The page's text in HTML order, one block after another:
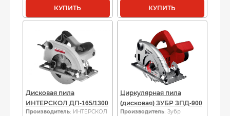
КУПИТЬ КУПИТЬ
Дисковая пила
ИНТЕРСКОЛ ДП-165/1300
Производитель: ИНТЕРСКОЛ
Циркулярная пила
(дисковая) ЗУБР ЗПД-900
Производитель: Зубр